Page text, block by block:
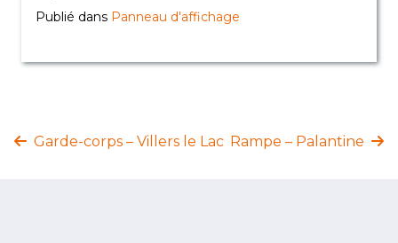
Publié dans Panneau d'affichage
Garde-corps – Villers le Lac Rampe – Palantine